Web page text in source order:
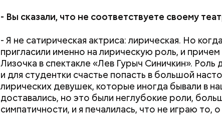
- Вы сказали, что не соответствуете своему
- Я не сатирическая актриса: лирическая. Но
пригласили именно на лирическую роль, и
Лизочка в спектакле «Лев Гурыч Синичкин».
и для студентки счастье попасть в большой
лирических девушек, которые иногда бывали в
доставались, но это были неглубокие роли,
симпатичности, и я печалилась, что не играю то,